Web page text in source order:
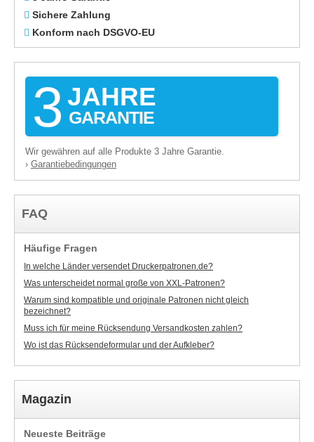
Sichere Zahlung
Konform nach DSGVO-EU
3 JAHRE
GARANTIE
Wir gewähren auf alle Produkte 3 Jahre Garantie.
› Garantiebedingungen
FAQ
Häufige Fragen
In welche Länder versendet Druckerpatronen.de?
Was unterscheidet normal große von XXL-Patronen?
Warum sind kompatible und originale Patronen nicht gleich
bezeichnet?
Muss ich für meine Rücksendung Versandkosten zahlen?
Wo ist das Rücksendeformular und der Aufkleber?
Magazin
Neueste Beiträge